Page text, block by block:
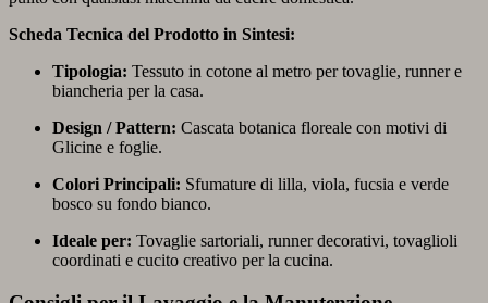
Scheda Tecnica del Prodotto in Sintesi:
Tipologia: Tessuto in cotone al metro per tovaglie, runner e
biancheria per la casa.
Design / Pattern: Cascata botanica floreale con motivi di
Glicine e foglie.
Colori Principali: Sfumature di lilla, viola, fucsia e verde
bosco su fondo bianco.
Ideale per: Tovaglie sartoriali, runner decorativi, tovaglioli
coordinati e cucito creativo per la cucina.